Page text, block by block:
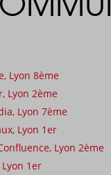
Lyon 8ème
Lyon 2ème
Lyon 7ème
Lyon 1er
Lyon 2ème
1er